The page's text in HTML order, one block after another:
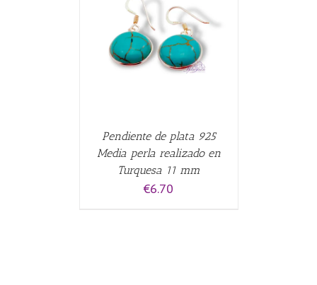
Pendiente de plata 925
Media perla realizado en
Turquesa 11 mm
€6.70